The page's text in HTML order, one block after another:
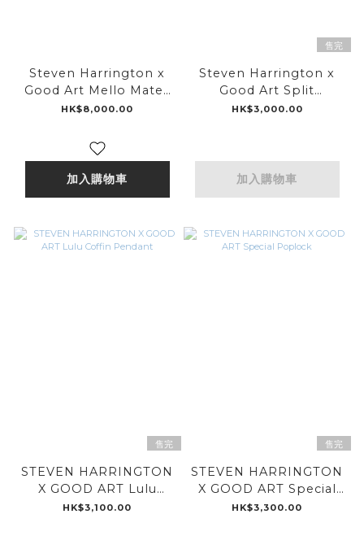
Steven Harrington x
Good Art Mello Matey
Pendant
HK$8,000.00
加入購物車
售完
Steven Harrington x
Good Art Split
Personality Pendant -
HK$3,000.00
加入購物車
售完
STEVEN HARRINGTON
X GOOD ART Lulu
Coffin Pendant
HK$3,100.00
售完
STEVEN HARRINGTON
X GOOD ART Special
Poplock
HK$3,300.00